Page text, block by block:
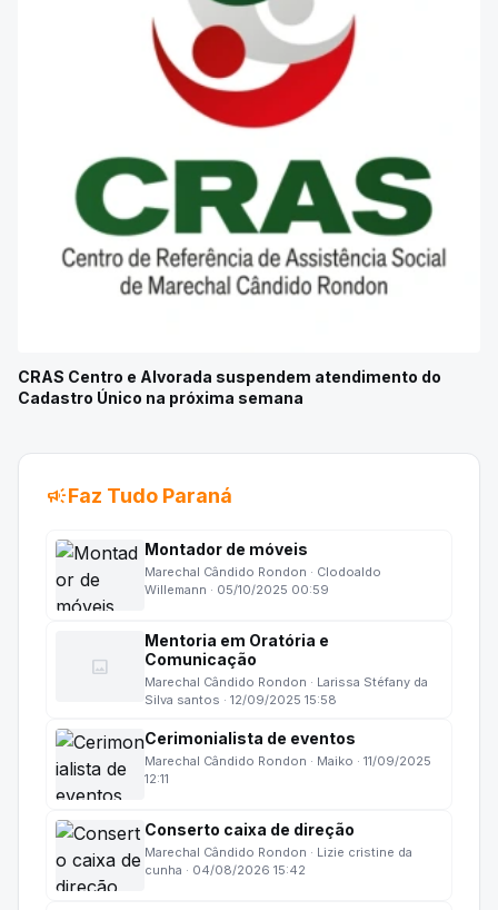
CRAS Centro e Alvorada suspendem atendimento do
Cadastro Único na próxima semana
campaignFaz Tudo Paraná
Montador de móveis
Marechal Cândido Rondon · Clodoaldo
Willemann · 05/10/2025 00:59
image
Mentoria em Oratória e
Comunicação
Marechal Cândido Rondon · Larissa Stéfany da
Silva santos · 12/09/2025 15:58
Cerimonialista de eventos
Marechal Cândido Rondon · Maiko · 11/09/2025
12:11
Conserto caixa de direção
Marechal Cândido Rondon · Lizie cristine da
cunha · 04/08/2026 15:42